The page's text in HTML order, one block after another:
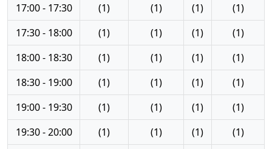
17:00 - 17:30
(1) (1) (1)
(1)
17:30 - 18:00
(1) (1) (1)
(1)
18:00 - 18:30
(1) (1) (1)
(1)
18:30 - 19:00
(1) (1) (1)
(1)
19:00 - 19:30
(1) (1) (1)
(1)
19:30 - 20:00
(1) (1) (1)
(1)